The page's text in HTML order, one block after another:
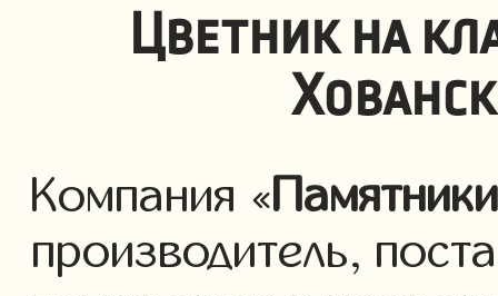
Цветник на
Компания «Памятники
производитель,